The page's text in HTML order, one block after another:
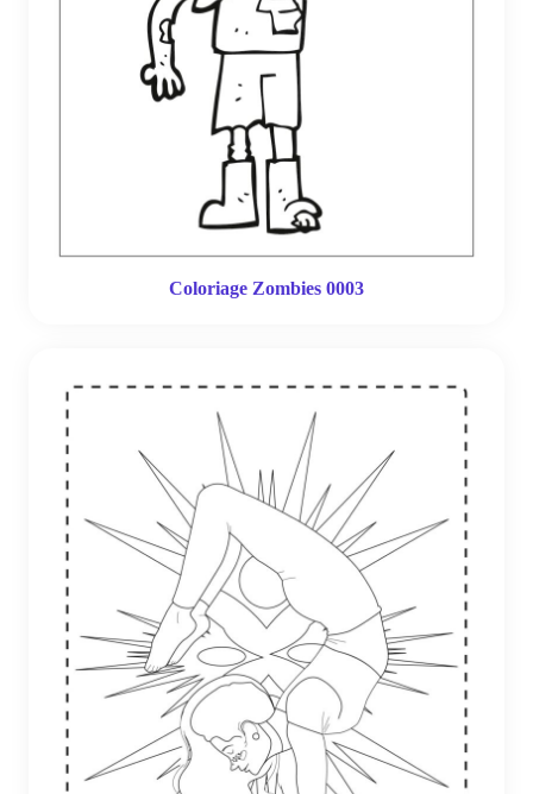
Coloriage Zombies 0003